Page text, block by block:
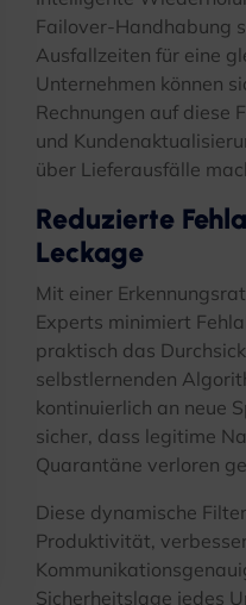
Failover-Handhabung
Ausfallzeiten für eine
Unternehmen können
Rechnungen auf diese
und
über Lieferausfälle
Reduzierte
Leckage
Mit einer
Experts minimiert
praktisch das
selbstlernenden
kontinuierlich an neue
sicher, dass legitime
Quarantäne verloren
Diese dynamische
Produktivität,
Sicherheitslage jedes